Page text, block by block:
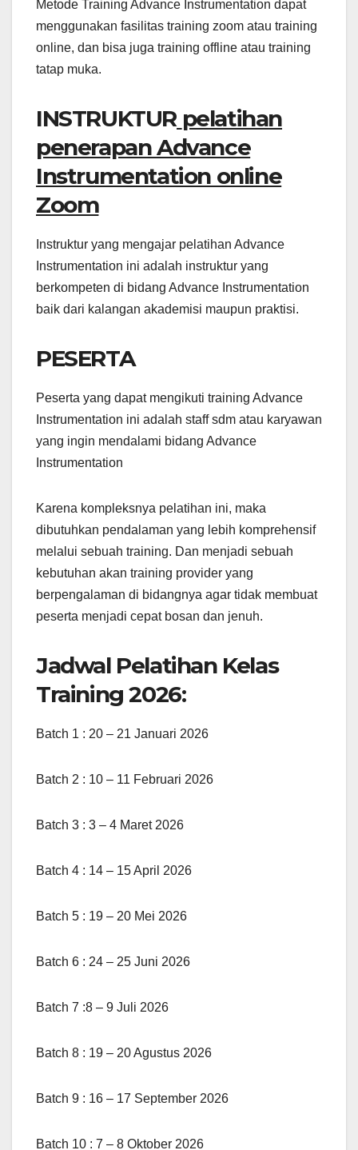
Metode Training Advance Instrumentation dapat
menggunakan fasilitas training zoom atau training
online, dan bisa juga training offline atau training
tatap muka.
INSTRUKTUR pelatihan
penerapan Advance
Instrumentation online
Zoom
Instruktur yang mengajar pelatihan Advance
Instrumentation ini adalah instruktur yang
berkompeten di bidang Advance Instrumentation
baik dari kalangan akademisi maupun praktisi.
PESERTA
Peserta yang dapat mengikuti training Advance
Instrumentation ini adalah staff sdm atau karyawan
yang ingin mendalami bidang Advance
Instrumentation
Karena kompleksnya pelatihan ini, maka
dibutuhkan pendalaman yang lebih komprehensif
melalui sebuah training. Dan menjadi sebuah
kebutuhan akan training provider yang
berpengalaman di bidangnya agar tidak membuat
peserta menjadi cepat bosan dan jenuh.
Jadwal Pelatihan Kelas
Training 2026:
Batch 1 : 20 – 21 Januari 2026
Batch 2 : 10 – 11 Februari 2026
Batch 3 : 3 – 4 Maret 2026
Batch 4 : 14 – 15 April 2026
Batch 5 : 19 – 20 Mei 2026
Batch 6 : 24 – 25 Juni 2026
Batch 7 :8 – 9 Juli 2026
Batch 8 : 19 – 20 Agustus 2026
Batch 9 : 16 – 17 September 2026
Batch 10 : 7 – 8 Oktober 2026